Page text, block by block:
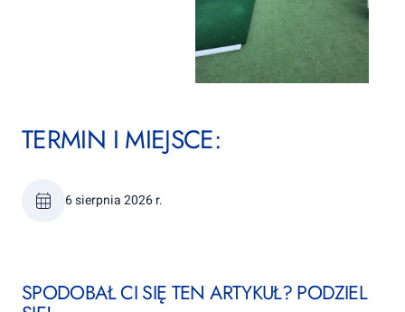
TERMIN I MIEJSCE:
6 sierpnia 2026 r.
SPODOBAŁ CI SIĘ TEN ARTYKUŁ? PODZIEL